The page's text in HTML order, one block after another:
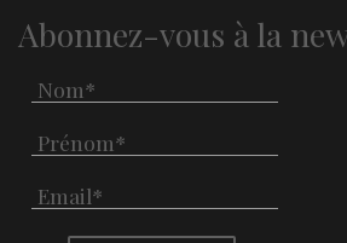
Abonnez-vous à la